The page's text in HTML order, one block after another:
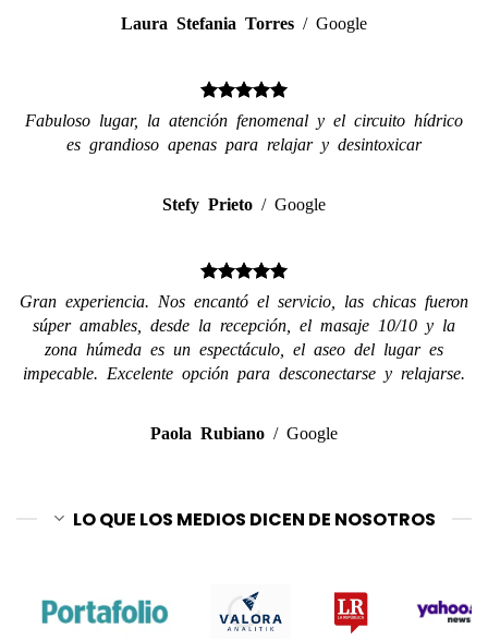
Laura Stefania Torres / Google
Fabuloso lugar, la atención fenomenal y el circuito hídrico
es grandioso apenas para relajar y desintoxicar
Stefy Prieto / Google
Gran experiencia. Nos encantó el servicio, las chicas fueron
súper amables, desde la recepción, el masaje 10/10 y la
zona húmeda es un espectáculo, el aseo del lugar es
impecable. Excelente opción para desconectarse y relajarse.
Paola Rubiano / Google
LO QUE LOS MEDIOS DICEN DE NOSOTROS